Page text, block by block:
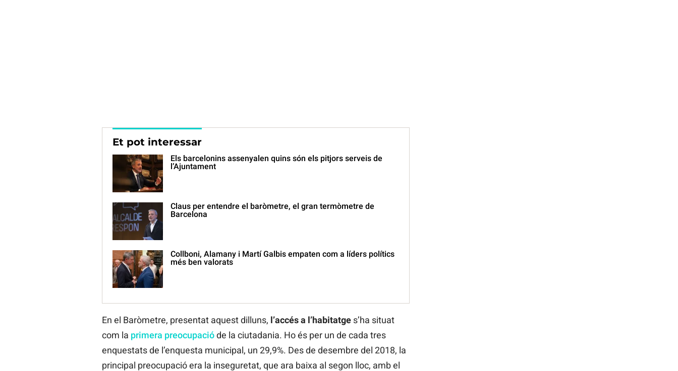
Et pot interessar
Els barcelonins assenyalen quins són els pitjors serveis de
l’Ajuntament
Claus per entendre el baròmetre, el gran termòmetre de
Barcelona
Collboni, Alamany i Martí Galbis empaten com a líders polítics
més ben valorats
En el Baròmetre, presentat aquest dilluns, l’accés a l’habitatge s’ha situat
com la primera preocupacióde la ciutadania. Ho és per un de cada tres
enquestats de l’enquesta municipal, un 29,9%. Des de desembre del 2018, la
principal preocupació era la inseguretat, que ara baixa al segon lloc, amb el